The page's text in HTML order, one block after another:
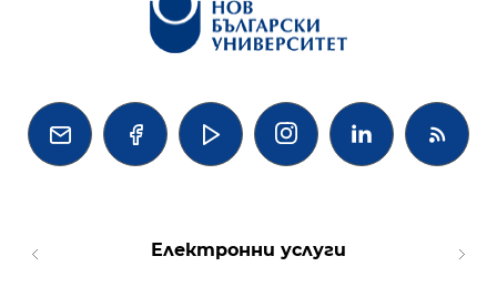
   
Електронни услуги